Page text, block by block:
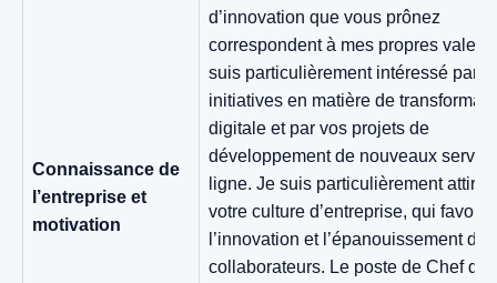
Connaissance de
l’entreprise et
motivation
d’innovation que vous prônez
correspondent à mes propres
suis particulièrement intéressé par
initiatives en matière de
digitale et par vos projets de
développement de nouveaux
ligne. Je suis particulièrement attiré
votre culture d’entreprise, qui
l’innovation et l’épanouissement de
collaborateurs. Le poste de Chef de